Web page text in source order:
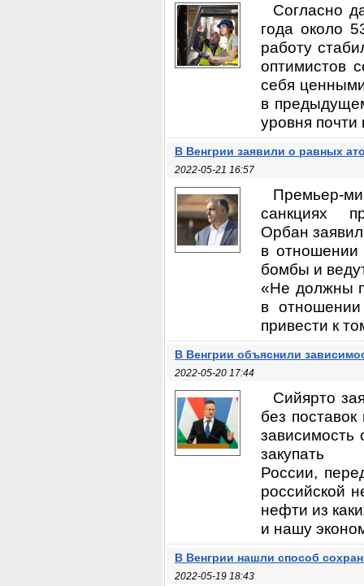
Согласно
года около
работу
оптимистов
себя
в
уровня почти
В Венгрии заявили о равных
2022-05-21 16:57
Премьер-
санкциях
Орбан
в отношении
бомбы и
«Не должны
в
привести к
В Венгрии объяснили
2022-05-20 17:44
Сийярто
без
зависимость
России,
российской
нефти из
и нашу
В Венгрии нашли способ
2022-05-19 18:43